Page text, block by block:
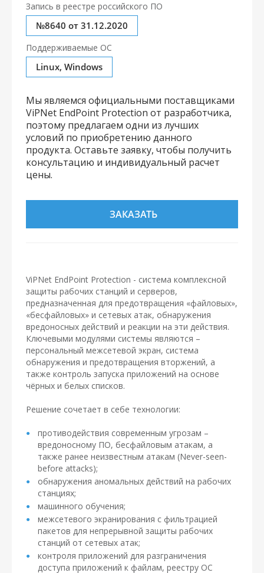
Запись в реестре российского ПО
№8640 от 31.12.2020
Поддерживаемые ОС
Linux, Windows
Мы являемся официальными поставщиками
ViPNet EndPoint Protection от разработчика,
поэтому предлагаем одни из лучших
условий по приобретению данного
продукта. Оставьте заявку, чтобы получить
консультацию и индивидуальный расчет
цены.
ЗАКАЗАТЬ
ViPNet EndPoint Protection - система комплексной
защиты рабочих станций и серверов,
предназначенная для предотвращения «файловых»,
«бесфайловых» и сетевых атак, обнаружения
вредоносных действий и реакции на эти действия.
Ключевыми модулями системы являются –
персональный межсетевой экран, система
обнаружения и предотвращения вторжений, а
также контроль запуска приложений на основе
чёрных и белых списков.
Решение сочетает в себе технологии:
противодействия современным угрозам –
вредоносному ПО, бесфайловым атакам, а
также ранее неизвестным атакам (Never-seen-
before attacks);
обнаружения аномальных действий на рабочих
станциях;
машинного обучения;
межсетевого экранирования с фильтрацией
пакетов для непрерывной защиты рабочих
станций от сетевых атак;
контроля приложений для разграничения
доступа приложений к файлам, реестру ОС